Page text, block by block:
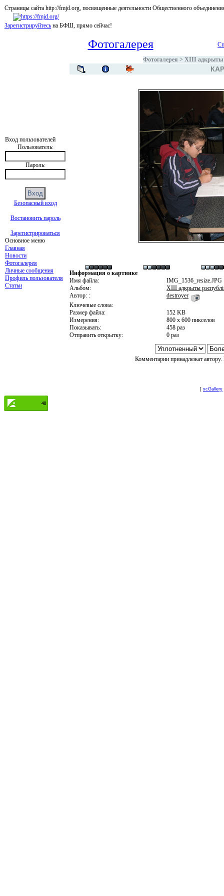
Страницы сайта http://fmjd.org, посвященные деятельности Общественного
Зарегистрируйтесь на БФШ, прямо сейчас!
Вход пользователей
Пользователь:
Пароль:
Безопасный вход
Востановить пароль
Зарегистрироваться
Основное меню
Главная
Новости
Фотогалерея
Личные сообщения
Профиль пользователя
Статьи
Фотогалерея
Фотогалерея > XIII адкрыты
Информация о картинке
Имя файла:
IMG_1536_resize.JPG
Альбом:
XIII адкрыты
Автор: :
destroyer
Ключевые слова:
Размер файла:
152 KB
Измерения:
800 x 600 пикселов
Показывать:
458 раз
Отправить открытку:
0 раз
Комментарии принадлежат
[ xcGallery